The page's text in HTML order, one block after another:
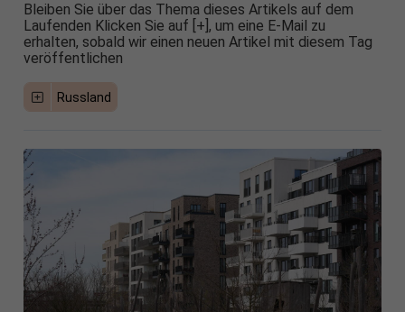
Bleiben Sie über das Thema dieses Artikels auf dem
Laufenden Klicken Sie auf [+], um eine E-Mail zu
erhalten, sobald wir einen neuen Artikel mit diesem Tag
veröffentlichen
Russland